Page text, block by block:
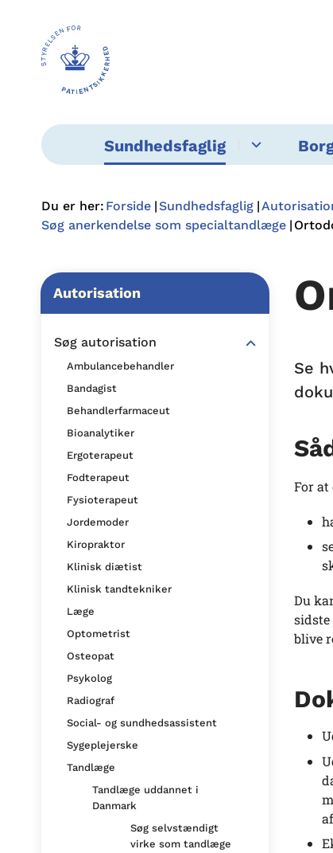
Sundhedsfaglig
Du er her: Forside Sundhedsfaglig
Søg anerkendelse som specialtandlæge
Autorisation
Søg autorisation
Ambulancebehandler
Bandagist
Behandlerfarmaceut
Bioanalytiker
Ergoterapeut
Fodterapeut
Fysioterapeut
Jordemoder
Kiropraktor
Klinisk diætist
Klinisk tandtekniker
Læge
Optometrist
Osteopat
Psykolog
Radiograf
Social- og sundhedsassistent
Sygeplejerske
Tandlæge
Tandlæge uddannet i
Danmark
Søg selvstændigt
virke som tandlæge
Se
For at
Du
blive